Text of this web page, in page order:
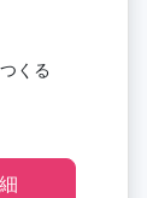
くる